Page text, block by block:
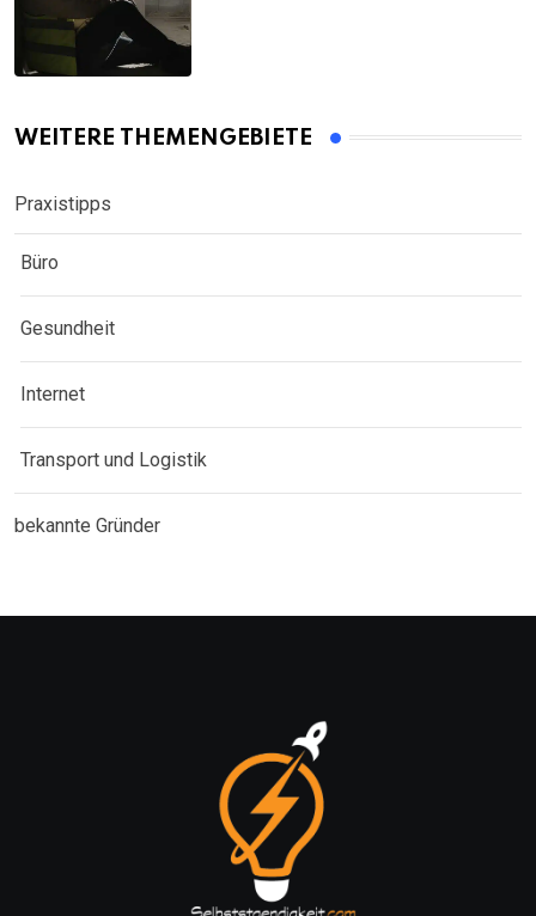
WEITERE THEMENGEBIETE
Praxistipps
Büro
Gesundheit
Internet
Transport und Logistik
bekannte Gründer